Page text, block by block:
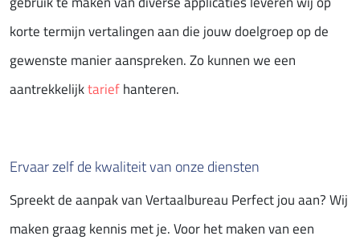
korte termijn vertalingen aan die jouw doelgroep op de
gewenste manier aanspreken. Zo kunnen we een
aantrekkelijktariefhanteren.
Ervaar zelf de kwaliteit van onze diensten
Spreekt de aanpak van Vertaalbureau Perfect jou aan? Wij
maken graag kennis met je. Voor het maken van een